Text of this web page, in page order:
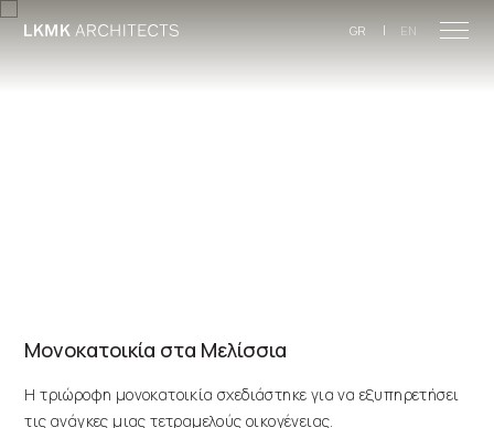
GR | EN
Μονοκατοικία στα Μελίσσια
Η τριώροφη μονοκατοικία σχεδιάστηκε για να εξυπηρετήσει
τις ανάγκες μιας τετραμελούς οικογένειας.